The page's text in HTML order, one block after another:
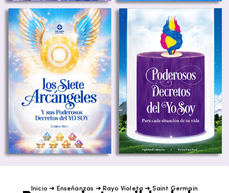
Inicio ➜ Enseñanzas ➜ Rayo Violeta ➜ Saint Germain